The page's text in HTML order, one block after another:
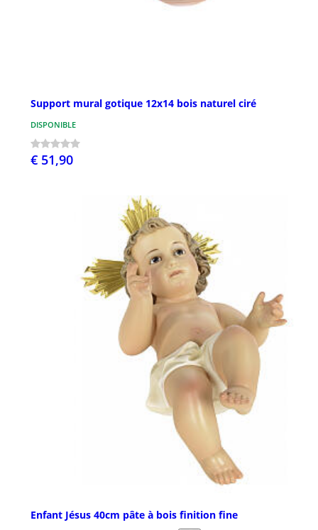
Support mural gotique 12x14 bois naturel ciré
DISPONIBLE
€ 51,90
Enfant Jésus 40cm pâte à bois finition fine